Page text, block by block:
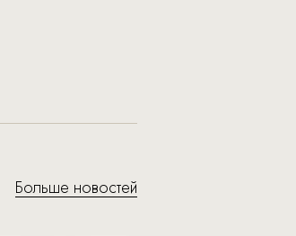
Больше новостей